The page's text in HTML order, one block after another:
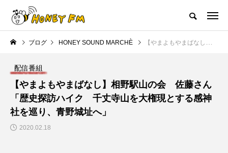
ハニーエフエム｜地域・人にフォーカスし発信するウェブラジオ局
HOME ハニーFMの紹介 後援申請 フリーペーパー プレイ
NEW POST
JAZZ BAR COZY
ブログ HONEY SOUND MARCHÈ 【やまよもやまばなし】相野駅山の会 佐藤さん「歴史探訪ハイク 千丈寺山を大権現とする感神社を巡り、青野城址へ」
配信番組
【やまよもやまばなし】相野駅山の会 佐藤さん
「歴史探訪ハイク 千丈寺山を大権現とする感神
社を巡り、青野城址へ」
2020.02.18